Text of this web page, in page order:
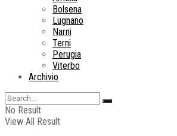
Bolsena
Lugnano
Narni
Terni
Perugia
Viterbo
Archivio
No Result
View All Result